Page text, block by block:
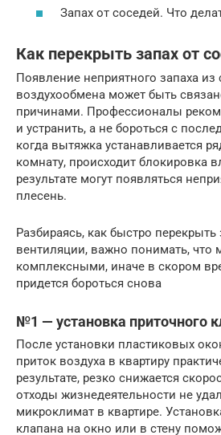
Запах от соседей. Что
Как перекрыть запах от
Появление неприятного запаха из
воздухообмена может быть
причинами. Профессионалы
и устранить, а не бороться с
когда вытяжка устанавливается
комнату, происходит блокировка
результате могут появляться
плесень.
Разбираясь, как быстро
вентиляции, важно понимать,
комплексными, иначе в скором
придется бороться снова
№1 — установка приточного
После установки пластиковых
приток воздуха в квартиру
результате, резко снижается
отходы жизнедеятельности не
микроклимат в квартире.
клапана на окно или в стену